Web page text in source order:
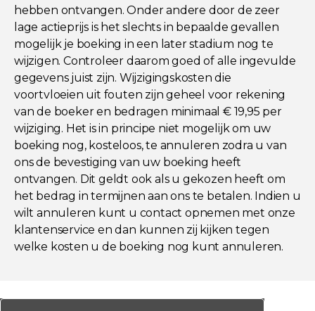
hebben ontvangen. Onder andere door de zeer
lage actieprijs is het slechts in bepaalde gevallen
mogelijk je boeking in een later stadium nog te
wijzigen. Controleer daarom goed of alle ingevulde
gegevens juist zijn. Wijzigingskosten die
voortvloeien uit fouten zijn geheel voor rekening
van de boeker en bedragen minimaal € 19,95 per
wijziging. Het is in principe niet mogelijk om uw
boeking nog, kosteloos, te annuleren zodra u van
ons de bevestiging van uw boeking heeft
ontvangen. Dit geldt ook als u gekozen heeft om
het bedrag in termijnen aan ons te betalen. Indien u
wilt annuleren kunt u contact opnemen met onze
klantenservice en dan kunnen zij kijken tegen
welke kosten u de boeking nog kunt annuleren.